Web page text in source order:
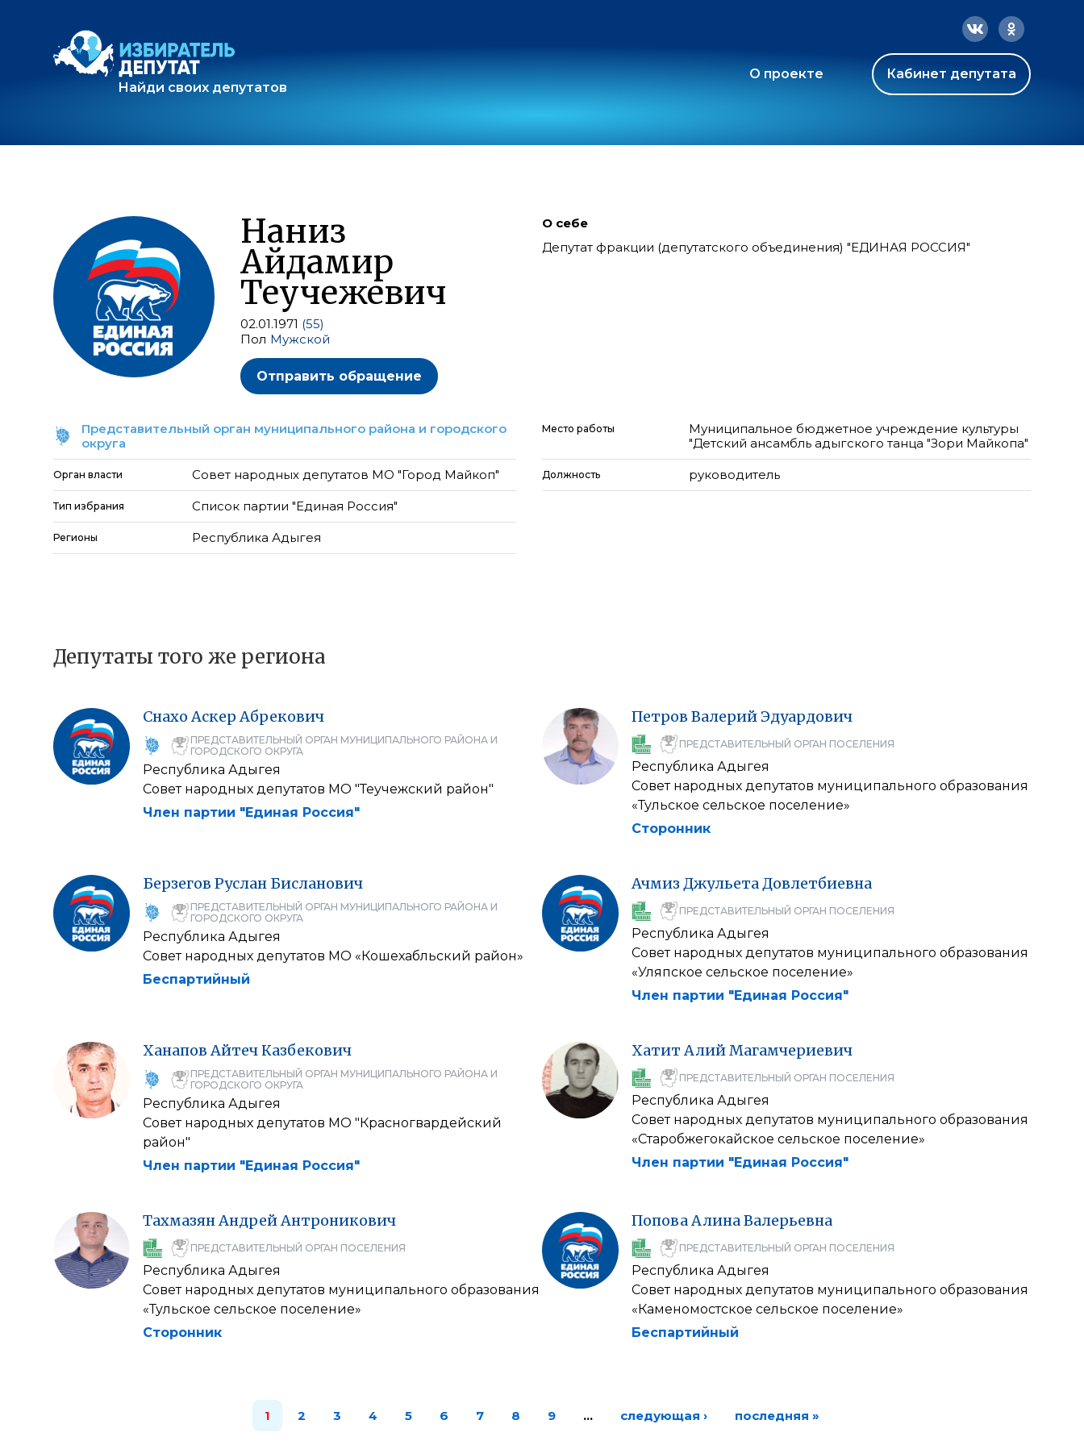
Найди своих депутатов
О проекте Кабинет депутата
Наниз
Айдамир
Теучежевич
02.01.1971 (55)
Пол Мужской
Отправить обращение
О себе
Депутат фракции (депутатского объединения) "ЕДИНАЯ РОССИЯ"
Представительный орган муниципального района и городского
округа
Орган власти Совет народных депутатов МО "Город Майкоп"
Тип избрания Список партии "Единая Россия"
Регионы Республика Адыгея
Место работы
Муниципальное бюджетное учреждение культуры
"Детский ансамбль адыгского танца "Зори Майкопа"
Должность руководитель
Депутаты того же региона
Снахо Аскер Абрекович
ПРЕДСТАВИТЕЛЬНЫЙ ОРГАН МУНИЦИПАЛЬНОГО РАЙОНА И
ГОРОДСКОГО ОКРУГА
Республика Адыгея
Совет народных депутатов МО "Теучежский район"
Член партии "Единая Россия"
Петров Валерий Эдуардович
ПРЕДСТАВИТЕЛЬНЫЙ ОРГАН ПОСЕЛЕНИЯ
Республика Адыгея
Совет народных депутатов муниципального образования
«Тульское сельское поселение»
Сторонник
Берзегов Руслан Бисланович
ПРЕДСТАВИТЕЛЬНЫЙ ОРГАН МУНИЦИПАЛЬНОГО РАЙОНА И
ГОРОДСКОГО ОКРУГА
Республика Адыгея
Совет народных депутатов МО «Кошехабльский район»
Беспартийный
Ачмиз ДжульетаДовлетбиевна
ПРЕДСТАВИТЕЛЬНЫЙ ОРГАН ПОСЕЛЕНИЯ
Республика Адыгея
Совет народных депутатов муниципального образования
«Уляпское сельское поселение»
Член партии "Единая Россия"
Ханапов Айтеч Казбекович
ПРЕДСТАВИТЕЛЬНЫЙ ОРГАН МУНИЦИПАЛЬНОГО РАЙОНА И
ГОРОДСКОГО ОКРУГА
Республика Адыгея
Совет народных депутатов МО "Красногвардейский
район"
Член партии "Единая Россия"
Хатит АлийМагамчериевич
ПРЕДСТАВИТЕЛЬНЫЙ ОРГАН ПОСЕЛЕНИЯ
Республика Адыгея
Совет народных депутатов муниципального образования
«Старобжегокайское сельское поселение»
Член партии "Единая Россия"
ТахмазянАндрейАнтроникович
ПРЕДСТАВИТЕЛЬНЫЙ ОРГАН ПОСЕЛЕНИЯ
Республика Адыгея
Совет народных депутатов муниципального образования
«Тульское сельское поселение»
Сторонник
ПоповаАлинаВалерьевна
ПРЕДСТАВИТЕЛЬНЫЙ ОРГАН ПОСЕЛЕНИЯ
Республика Адыгея
Совет народных депутатов муниципального образования
«Каменомостское сельское поселение»
Беспартийный
1 2 3 4 5 6 7 8 9 … следующая › последняя »